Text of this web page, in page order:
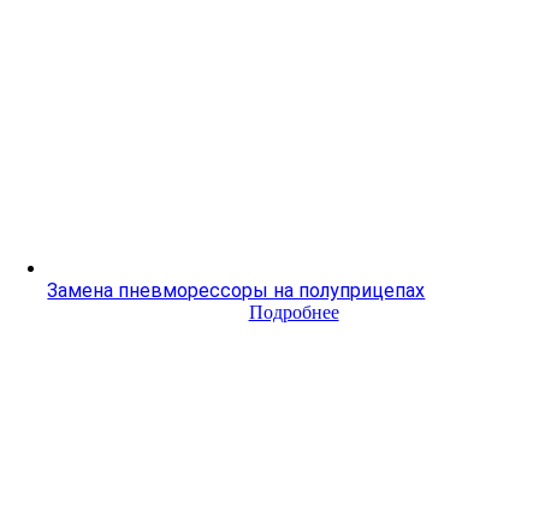
Замена пневморессоры на полуприцепах
Подробнее